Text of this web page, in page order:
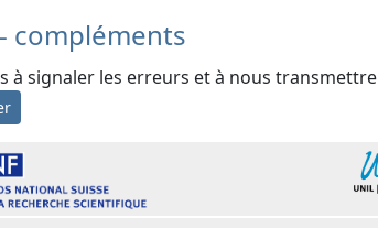
compléments
à signaler les erreurs et à nous